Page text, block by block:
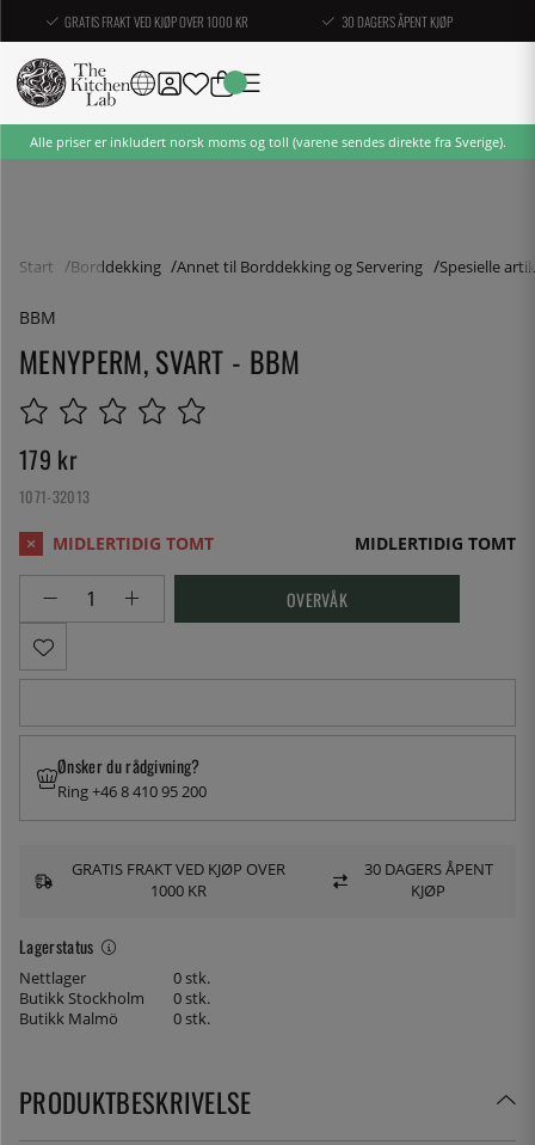
GRATIS FRAKT VED KJØP OVER 1000 KR 30 DAGERS ÅPENT KJØP
Alle priser er inkludert norsk moms og toll (varene sendes direkte fra Sverige).
Start Borddekking Annet til Borddekking og Servering Spesielle
BBM
MENYPERM, SVART - BBM
179 kr
1071-32013
MIDLERTIDIG TOMT
OVERVÅK
Lagerstatus
Nettlager
0 stk.
Butikk Stockholm
0 stk.
Butikk Malmö
0 stk.
Ønsker du rådgivning?
Ring +46 8 410 95 200
GRATIS FRAKT VED KJØP OVER
1000 KR
30 DAGERS ÅPENT
KJØP
PRODUKTBESKRIVELSE